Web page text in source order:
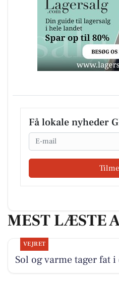
Få lokale nyheder
Email
MEST LÆSTE
VEJRET
Sol og varme tager fat i